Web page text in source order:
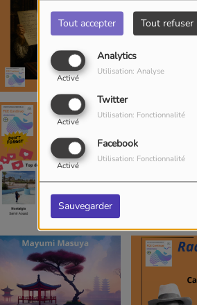
Tout accepter Tout refuser
Analytics
Activé
Utilisation: Analyse
Twitter
Activé
Utilisation: Fonctionnalité
Facebook
Activé
Utilisation: Fonctionnalité
Sauvegarder